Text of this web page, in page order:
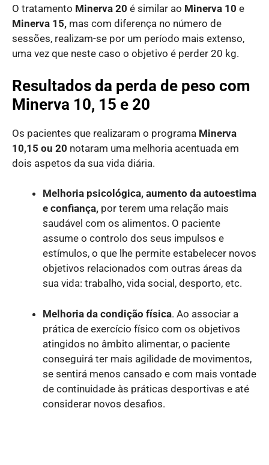
O tratamento Minerva 20 é similar ao Minerva 10 e
Minerva 15, mas com diferença no número de
sessões, realizam-se por um período mais extenso,
uma vez que neste caso o objetivo é perder 20 kg.
Resultados da perda de peso com
Minerva 10, 15 e 20
Os pacientes que realizaram o programa Minerva
10,15 ou 20 notaram uma melhoria acentuada em
dois aspetos da sua vida diária.
Melhoria psicológica, aumento da autoestima
e confiança, por terem uma relação mais
saudável com os alimentos. O paciente
assume o controlo dos seus impulsos e
estímulos, o que lhe permite estabelecer novos
objetivos relacionados com outras áreas da
sua vida: trabalho, vida social, desporto, etc.
Melhoria da condição física. Ao associar a
prática de exercício físico com os objetivos
atingidos no âmbito alimentar, o paciente
conseguirá ter mais agilidade de movimentos,
se sentirá menos cansado e com mais vontade
de continuidade às práticas desportivas e até
considerar novos desafios.